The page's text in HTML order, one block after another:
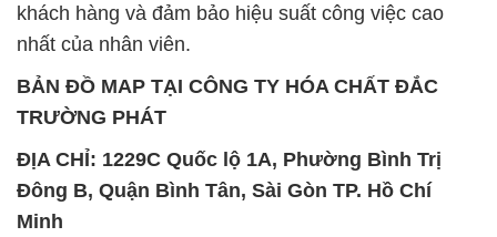
khách hàng và đảm bảo hiệu suất công việc cao
nhất của nhân viên.
BẢN ĐỒ MAP TẠI CÔNG TY HÓA CHẤT ĐẮC
TRƯỜNG PHÁT
ĐỊA CHỈ: 1229C Quốc lộ 1A, Phường Bình Trị
Đông B, Quận Bình Tân, Sài Gòn TP. Hồ Chí
Minh